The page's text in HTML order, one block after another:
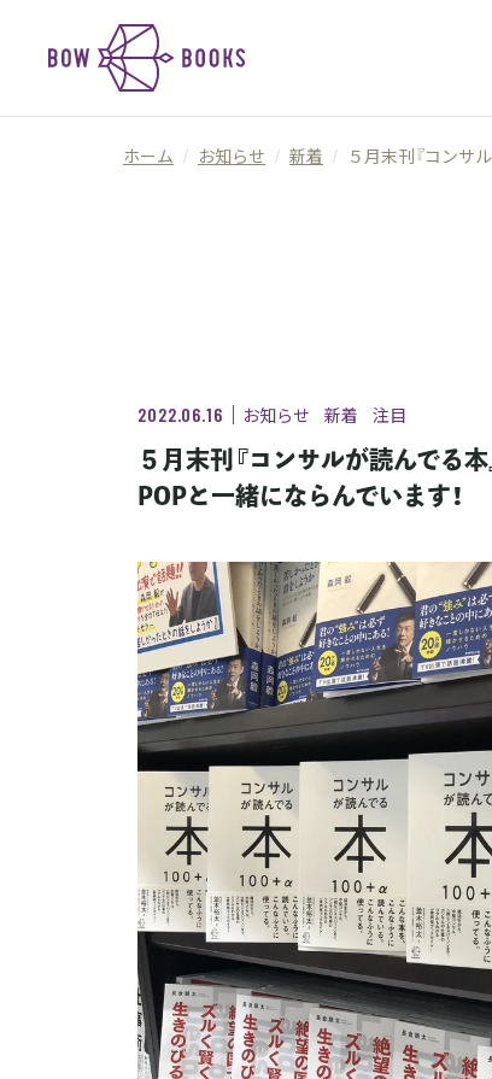
ホーム / お知らせ / 新着 / ５月末刊『コンサ
2022.06.16 ｜ お知らせ 新着
注目
５月末刊『コンサルが読んでる
POPと一緒にならんでいます！